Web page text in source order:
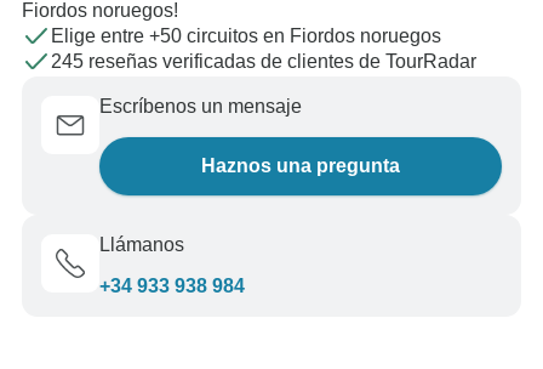
Fiordos noruegos!
Elige entre +50 circuitos en Fiordos noruegos
245 reseñas verificadas de clientes de TourRadar
Escríbenos un mensaje
Haznos una pregunta
Llámanos
+34 933 938 984